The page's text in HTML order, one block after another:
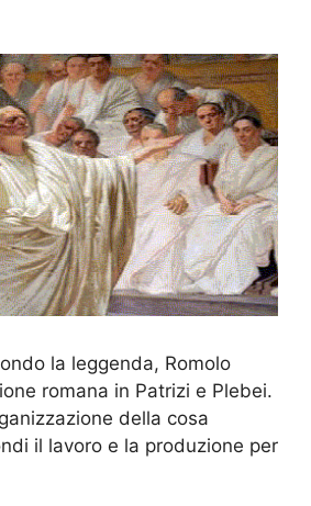
la leggenda, Romolo
romana in Patrizi e Plebei.
della cosa
il lavoro e la produzione per